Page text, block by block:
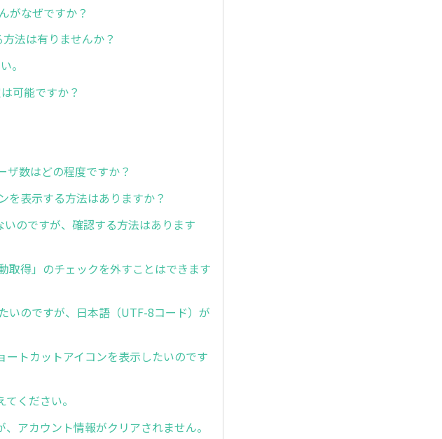
がなぜですか？
法は有りませんか？
。
可能ですか？
ザ数はどの程度ですか？
を表示する方法はありますか？
のですが、確認する方法はあります
取得」のチェックを外すことはできます
いのですが、日本語（UTF-8コード）が
トカットアイコンを表示したいのです
ください。
アカウント情報がクリアされません。